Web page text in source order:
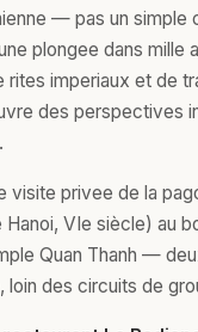
— pas un simple
plongee dans mille
rites imperiaux et de
des perspectives
visite privee de la
Hanoi, VIe siècle) au
Quan Thanh —
loin des circuits de